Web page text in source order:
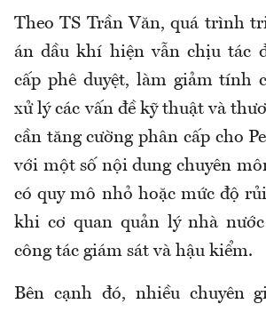
Theo TS Trần Văn, quá trình
án dầu khí hiện vẫn chịu tác
cấp phê duyệt, làm giảm tính
xử lý các vấn đề kỹ thuật và
cần tăng cường phân cấp cho
với một số nội dung chuyên
có quy mô nhỏ hoặc mức độ
khi cơ quan quản lý nhà
công tác giám sát và hậu kiểm.
Bên cạnh đó, nhiều chuyên